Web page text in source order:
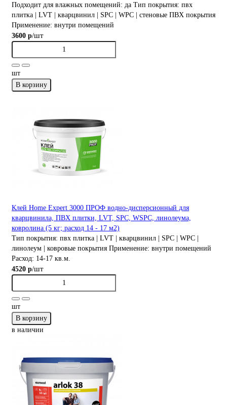
Подходит для влажных помещений: да Тип покрытия: пвх
плитка | LVT | кварцвинил | SPC | WPC | стеновые ПВХ покрытия
Применение: внутри помещений
3600 р/шт
шт
В корзину
Клей Home Expert 3000 ПРОФ водно-дисперсионный для
кварцвинила, ПВХ плитки, LVT, SPC, WSPС, линолеума,
ковролина (5 кг; расход 14 - 17 м2)
Тип покрытия: пвх плитка | LVT | кварцвинил | SPC | WPC |
линолеум | ковровые покрытия Применение: внутри помещений
Расход: 14-17 кв.м.
4520 р/шт
шт
В корзину
в наличии